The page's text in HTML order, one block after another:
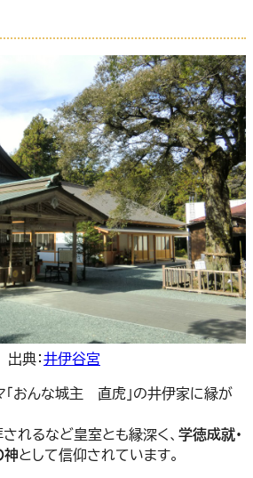
出典：井伊谷宮
おんな城主 直虎」の井伊家に縁が
れるなど皇室とも縁深く、 学徳成就・
神として信仰されています。